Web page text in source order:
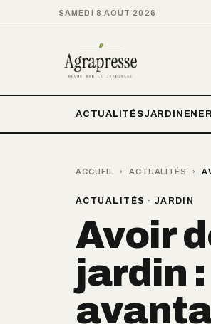
SAMEDI 8 AOÛT 2026
ACTUALITÉSJARDIN
ACCUEIL › ACTUALITÉS ›
ACTUALITÉS · JARDIN
Avoir
jardin